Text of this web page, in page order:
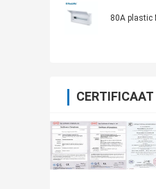
80A plastic
CERTIFICAAT